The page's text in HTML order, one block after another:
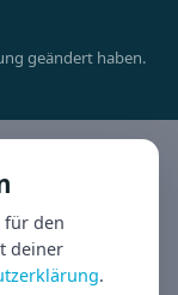
geändert haben.
für den
deiner
.